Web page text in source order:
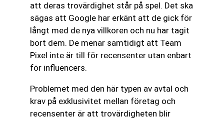
att deras trovärdighet står på spel. Det ska
sägas att Google har erkänt att de gick för
långt med de nya villkoren och nu har tagit
bort dem. De menar samtidigt att Team
Pixel inte är till för recensenter utan enbart
för influencers.
Problemet med den här typen av avtal och
krav på exklusivitet mellan företag och
recensenter är att trovärdigheten blir